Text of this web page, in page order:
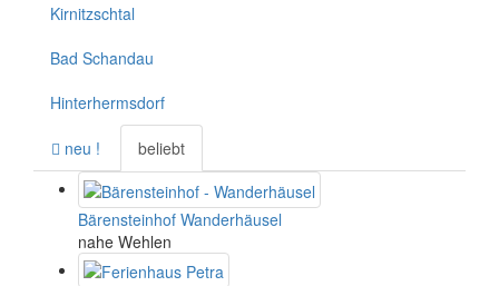
Kirnitzschtal
Bad Schandau
Hinterhermsdorf
neu ! beliebt
Bärensteinhof Wanderhäusel
nahe Wehlen